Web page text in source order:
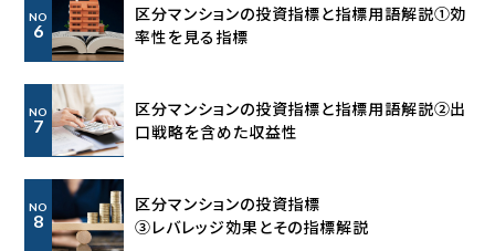
NO
6
区分マンションの投資指標と指標用語解説①効
率性を見る指標
NO
7
区分マンションの投資指標と指標用語解説②出
口戦略を含めた収益性
NO
8
区分マンションの投資指標
③レバレッジ効果とその指標解説